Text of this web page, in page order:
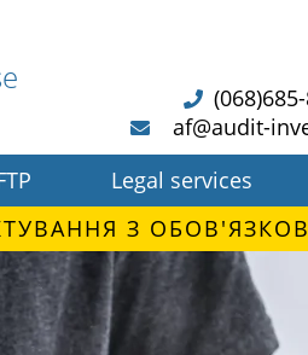
af@audit-
Legal services
З